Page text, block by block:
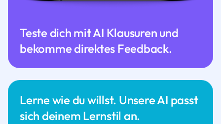
Lerne wie du willst. Unsere AI passt
sich deinem Lernstil an.
Teste dich mit AI Klausuren und
bekomme direktes Feedback.